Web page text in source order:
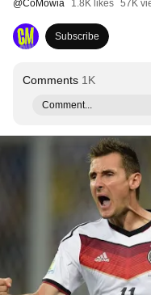
@CoMowia 1.8K likes 57K
Subscribe
Comments 1K
Comment...